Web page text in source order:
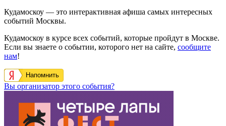
Кудамоскоу — это интерактивная афиша самых интересных
событий Москвы.
Кудамоскоу в курсе всех событий, которые пройдут в Москве.
Если вы знаете о событии, которого нет на сайте, сообщите
нам!
Напомнить
Вы организатор этого события?